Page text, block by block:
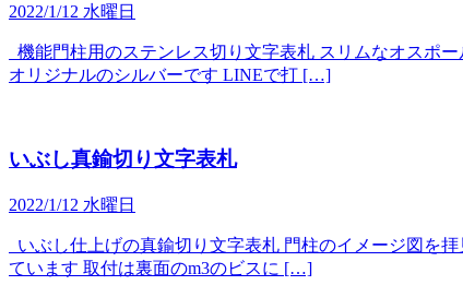
2022/1/12 水曜日
機能門柱用のステンレス切り文字表札 スリムなオスポ
オリジナルのシルバーです LINEで打 […]
いぶし真鍮切り文字表札
2022/1/12 水曜日
いぶし仕上げの真鍮切り文字表札 門柱のイメージ図を
ています 取付は裏面のm3のビスに […]